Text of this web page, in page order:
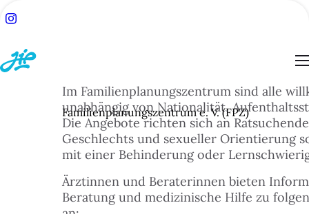
SUCHE
Familienplanungszentrum e. V. (FPZ)
Im Familienplanungszentrum sind alle
unabhängig von Nationalität,
Die Angebote richten sich an
Geschlechts und sexueller Orientierung
mit einer Behinderung oder
Ärztinnen und Beraterinnen bieten
Beratung und medizinische Hilfe zu